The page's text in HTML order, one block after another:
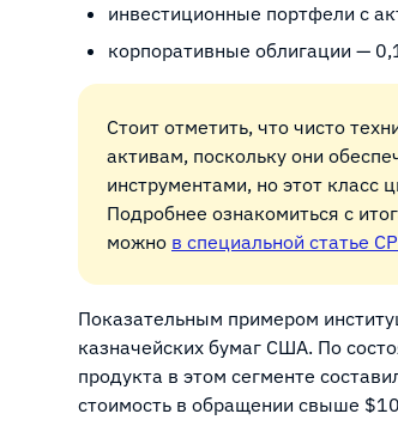
инвестиционные портфели с
корпоративные облигации —
Стоит отметить, что чисто
активам, поскольку они
инструментами, но этот класс
Подробнее ознакомиться с
можно в специальной статье
Показательным примером
казначейских бумаг США. По
продукта в этом сегменте
стоимость в обращении свыше